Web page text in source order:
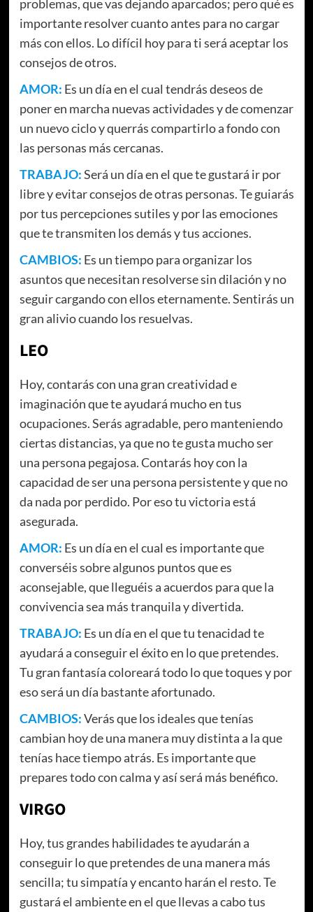
problemas, que vas dejando aparcados; pero qué es
importante resolver cuanto antes para no cargar
más con ellos. Lo difícil hoy para ti será aceptar los
consejos de otros.
AMOR: Es un día en el cual tendrás deseos de
poner en marcha nuevas actividades y de comenzar
un nuevo ciclo y querrás compartirlo a fondo con
las personas más cercanas.
TRABAJO:Será un día en el que te gustará ir por
libre y evitar consejos de otras personas. Te guiarás
por tus percepciones sutiles y por las emociones
que te transmiten los demás y tus acciones.
CAMBIOS: Es un tiempo para organizar los
asuntos que necesitan resolverse sin dilación y no
seguir cargando con ellos eternamente. Sentirás un
gran alivio cuando los resuelvas.
LEO
Hoy, contarás con una gran creatividad e
imaginación que te ayudará mucho en tus
ocupaciones. Serás agradable, pero manteniendo
ciertas distancias, ya que no te gusta mucho ser
una persona pegajosa. Contarás hoy con la
capacidad de ser una persona persistente y que no
da nada por perdido. Por eso tu victoria está
asegurada.
AMOR: Es un día en el cual es importante que
converséis sobre algunos puntos que es
aconsejable, que lleguéis a acuerdos para que la
convivencia sea más tranquila y divertida.
TRABAJO: Es un día en el que tu tenacidad te
ayudará a conseguir el éxito en lo que pretendes.
Tu gran fantasía coloreará todo lo que toques y por
eso será un día bastante afortunado.
CAMBIOS:Verás que los ideales que tenías
cambian hoy de una manera muy distinta a la que
tenías hace tiempo atrás. Es importante que
prepares todo con calma y así será más benéfico.
VIRGO
Hoy, tus grandes habilidades te ayudarán a
conseguir lo que pretendes de una manera más
sencilla; tu simpatía y encanto harán el resto. Te
gustará el ambiente en el que llevas a cabo tus